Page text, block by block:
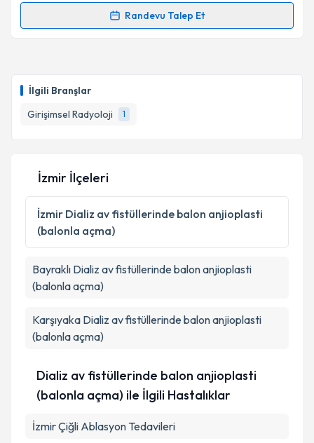
İlgili Branşlar
Girişimsel Radyoloji
1
Randevu Talep Et
Randevu Takvimi Talebi
için bir takvim hazırlandığında e-posta ile
bilgilendireceğiz.
E-posta Adresiniz
Kişisel verilerimin işlenmesine ilişkinAydınlatma
Metni'ni okudum ve kişisel verilerimin belirtilen
kapsamda işlenmesini kabul ediyorum.
Takvim Talebini Gönder
İzmir İlçeleri
İzmir Dializ av fistüllerinde balon anjioplasti
(balonla açma)
Bayraklı Dializ av fistüllerinde balon anjioplasti
(balonla açma)
Karşıyaka Dializ av fistüllerinde balon anjioplasti
(balonla açma)
Dializ av fistüllerinde balon anjioplasti
(balonla açma) ile İlgili Hastalıklar
İzmir Çiğli Ablasyon Tedavileri